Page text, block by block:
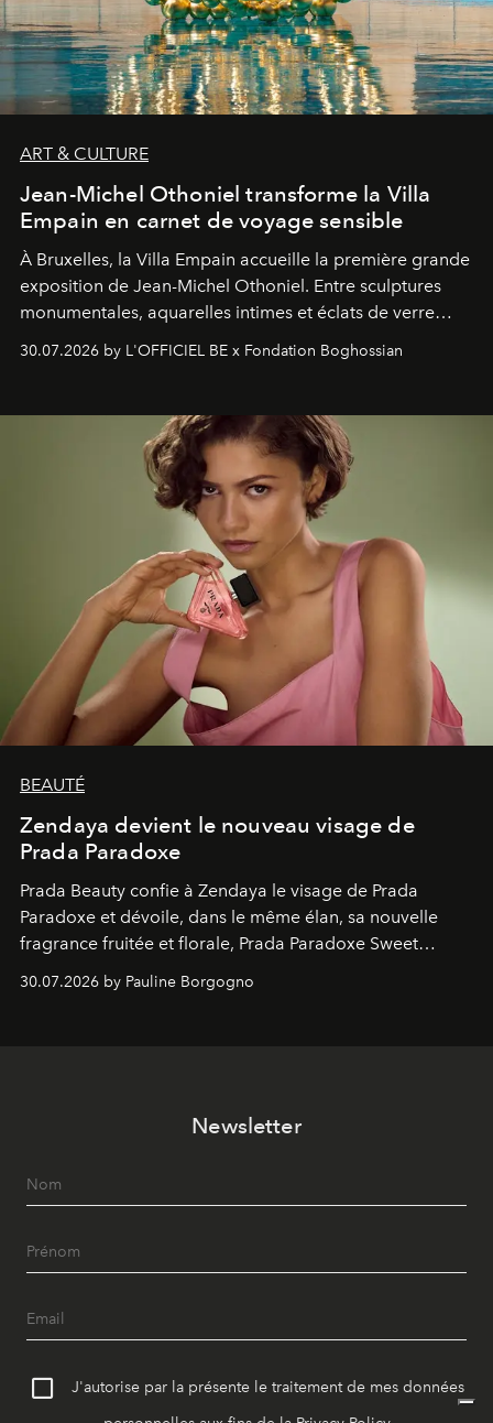
ART & CULTURE
Jean-Michel Othoniel transforme la Villa
Empain en carnet de voyage sensible
À Bruxelles, la Villa Empain accueille la première grande
exposition de Jean-Michel Othoniel. Entre sculptures
monumentales, aquarelles intimes et éclats de verre
soufflé, l’artiste français compose un itinéraire
émotionnel où chaque œuvre devient le souvenir
émerveillement.
30.07.2026 by L'OFFICIEL BE x Fondation Boghossian
BEAUTÉ
Zendaya devient le nouveau visage de
Prada Paradoxe
Prada Beauty confie à Zendaya le visage de Prada
Paradoxe et dévoile, dans le même élan, sa nouvelle
fragrance fruitée et florale, Prada Paradoxe Sweet
Chemistry Eau de Parfum.
30.07.2026 by Pauline Borgogno
Newsletter
J'autorise par la présente le traitement de mes données